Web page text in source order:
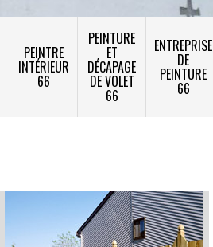
PEINTRE
INTÉRIEUR
66
PEINTURE
ET
DÉCAPAGE
DE VOLET
66
ENTREPRISE
DE
PEINTURE
66